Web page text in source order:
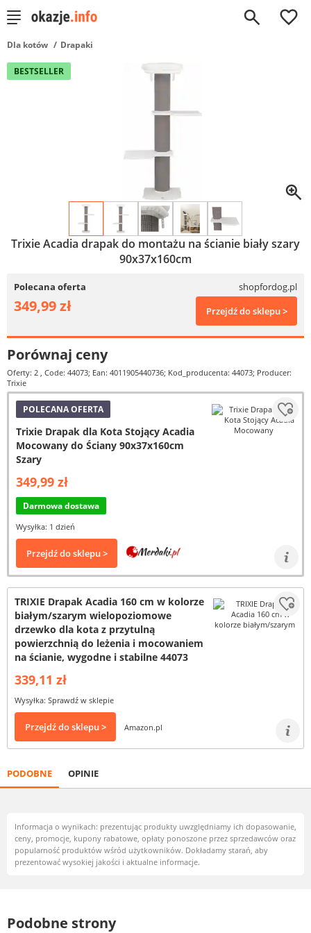
0
Dla kotów Drapaki
BESTSELLER
Trixie Acadia drapak do montażu na ścianie biały szary
90x37x160cm
Polecana oferta shopfordog.pl
349,99 zł Przejdź do sklepu >
Porównaj ceny
Oferty: 2 , Code: 44073; Ean: 4011905440736; Kod_producenta: 44073; Producer:
Trixie
POLECANA OFERTA
Trixie Drapak dla Kota Stojący Acadia
Mocowany do Ściany 90x37x160cm
Szary
349,99 zł
Darmowa dostawa
Wysyłka: 1 dzień
Przejdź do sklepu >
TRIXIE Drapak Acadia 160 cm w kolorze
białym/szarym wielopoziomowe
drzewko dla kota z przytulną
powierzchnią do leżenia i mocowaniem
na ścianie, wygodne i stabilne 44073
339,11 zł
Wysyłka: Sprawdź w sklepie
Przejdź do sklepu > Amazon.pl
PODOBNE OPINIE
Informacja o wynikach: prezentując produkty uwzględniamy ich dopasowanie,
ceny, promocje, kupony rabatowe, opłaty ponoszone przez sprzedawców oraz
popularność produktów wśród użytkowników. Dokładamy starań, aby
prezentować wysokiej jakości i aktualne informacje.
Podobne strony